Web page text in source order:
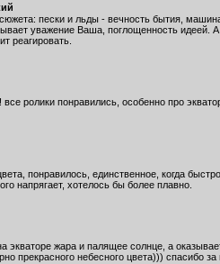
пески и льды - вечность бытия,
уважение Ваша, поглощенность идеей.
реагировать.
все ролики понравились, особенно про
понравилось, единственное, когда
напрягает, хотелось бы более плавно.
экваторе жара и палящее солнце, а
прекрасного небесного цвета))) спасибо